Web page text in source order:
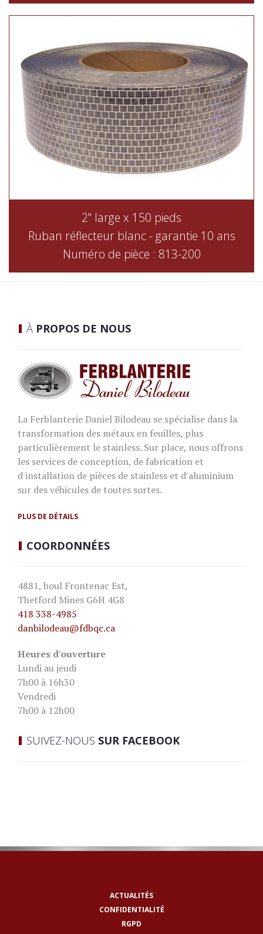
2" large x 150 pieds
Ruban réflecteur blanc - garantie 10 ans
Numéro de pièce : 813-200
À PROPOS DE NOUS
La Ferblanterie Daniel Bilodeau se spécialise dans la
transformation des métaux en feuilles, plus
particulièrement le stainless. Sur place, nous offrons
les services de conception, de fabrication et
d'installation de pièces de stainless et d'aluminium
sur des véhicules de toutes sortes.
PLUS DE DÉTAILS
COORDONNÉES
4881, boul Frontenac Est,
Thetford Mines G6H 4G8
418 338-4985
danbilodeau@fdbqc.ca
Heures d'ouverture
Lundi au jeudi
7h00 à 16h30
Vendredi
7h00 à 12h00
SUIVEZ-NOUS SUR FACEBOOK
ACTUALITÉS
CONFIDENTIALITÉ
RGPD